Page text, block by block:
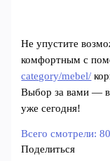
Не упустите
комфортным с
category/mebel/
Выбор за вами —
уже сегодня!
Всего смотрели:
Поделиться